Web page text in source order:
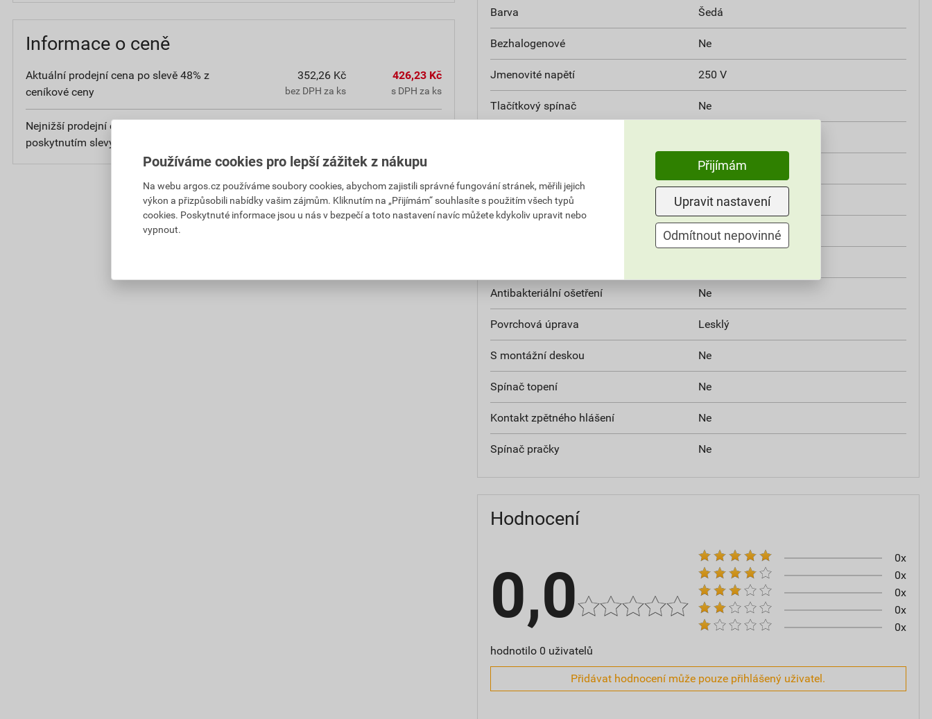
Informace o ceně
Aktuální prodejní cena po slevě 48% z
ceníkové ceny
352,26 Kč
bez DPH za ks
426,23 Kč
s DPH za ks
Nejnižší prodejní cena v době 30 dnů před
poskytnutím slevy
Barva Šedá
Bezhalogenové Ne
Jmenovité napětí 250 V
Tlačítkový spínač Ne
Ne
Kompatibilní s Amazon Alexa Ne
Ne
Antibakteriální ošetření Ne
Povrchová úprava Lesklý
S montážní deskou Ne
Spínač topení Ne
Kontakt zpětného hlášení Ne
Spínač pračky Ne
Hodnocení
0,0
hodnotilo 0 uživatelů
0x
0x
0x
0x
0x
Přidávat hodnocení může pouze přihlášený uživatel.
Používáme cookies pro lepší zážitek z nákupu
Na webu argos.cz používáme soubory cookies, abychom zajistili správné fungování stránek, měřili jejich
výkon a přizpůsobili nabídky vašim zájmům. Kliknutím na „Přijímám“ souhlasíte s použitím všech typů
cookies. Poskytnuté informace jsou u nás v bezpečí a toto nastavení navíc můžete kdykoliv upravit nebo
vypnout.
Přijímám
Upravit nastavení
Odmítnout nepovinné